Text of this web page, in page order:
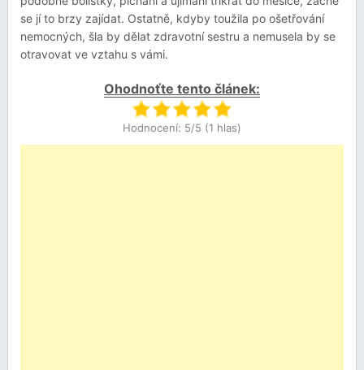
se jí to brzy zajídat. Ostatně, kdyby toužila po ošetřování
nemocných, šla by dělat zdravotní sestru a nemusela by se
otravovat ve vztahu s vámi.
Ohodnoťte tento článek:
Hodnocení: 5/5 (1 hlas)